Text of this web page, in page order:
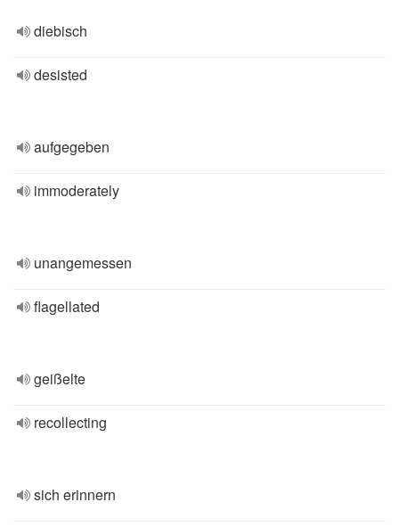
diebisch
desisted
aufgegeben
immoderately
unangemessen
flagellated
geißelte
recollecting
sich erinnern